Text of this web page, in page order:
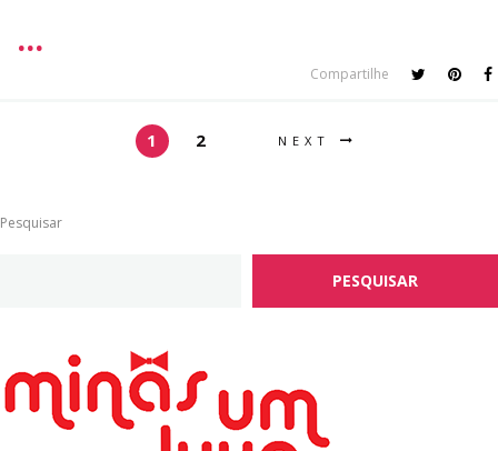
Compartilhe
1 2 NEXT
Pesquisar
PESQUISAR